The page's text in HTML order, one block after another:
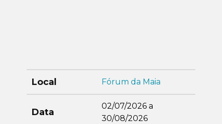
Local Fórum da Maia
Data
02/07/2026 a
30/08/2026